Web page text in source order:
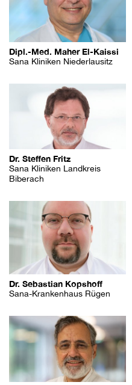
Dipl.-Med. Maher El-Kaissi
Sana Kliniken Niederlausitz
Dr. Steffen Fritz
Sana Kliniken Landkreis
Biberach
Dr. Sebastian Kopshoff
Sana-Krankenhaus Rügen